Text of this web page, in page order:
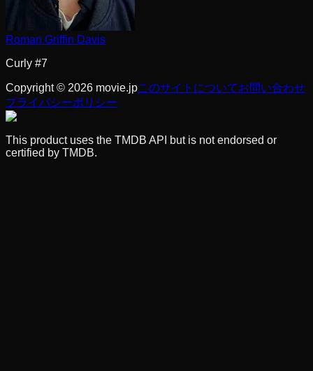
Roman Griffin Davis
Curly #7
Copyright © 2026 movie.jpこのサイトについてお問い合わせ
プライバシーポリシー
This product uses the TMDB API but is not endorsed or
certified by TMDB.